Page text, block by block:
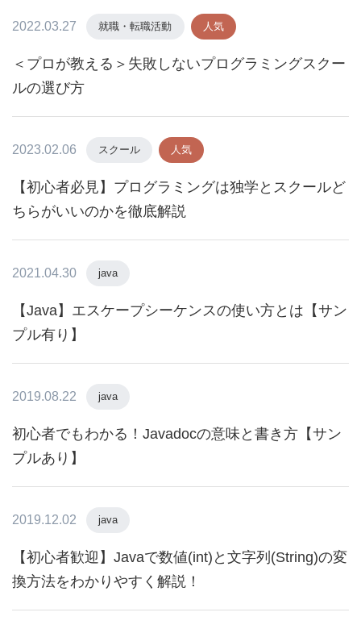
2022.03.27 就職・転職活動 人気
＜プロが教える＞失敗しないプログラミングスクー
ルの選び方
2023.02.06 スクール 人気
【初心者必見】プログラミングは独学とスクールど
ちらがいいのかを徹底解説
2021.04.30 java
【Java】エスケープシーケンスの使い方とは【サン
プル有り】
2019.08.22 java
初心者でもわかる！Javadocの意味と書き方【サン
プルあり】
2019.12.02 java
【初心者歓迎】Javaで数値(int)と文字列(String)の変
換方法をわかりやすく解説！